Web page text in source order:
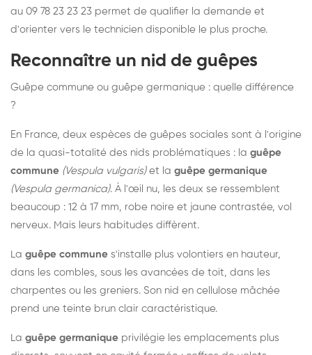
au 09 78 23 23 23 permet de qualifier la demande et
d'orienter vers le technicien disponible le plus proche.
Reconnaître un nid de guêpes
Guêpe commune ou guêpe germanique : quelle différence
?
En France, deux espèces de guêpes sociales sont à l'origine
de la quasi-totalité des nids problématiques : la guêpe
commune (Vespula vulgaris)et la guêpe germanique
(Vespula germanica). À l'œil nu, les deux se ressemblent
beaucoup : 12 à 17 mm, robe noire et jaune contrastée, vol
nerveux. Mais leurs habitudes diffèrent.
La guêpe commune s'installe plus volontiers en hauteur,
dans les combles, sous les avancées de toit, dans les
charpentes ou les greniers. Son nid en cellulose mâchée
prend une teinte brun clair caractéristique.
La guêpe germanique privilégie les emplacements plus